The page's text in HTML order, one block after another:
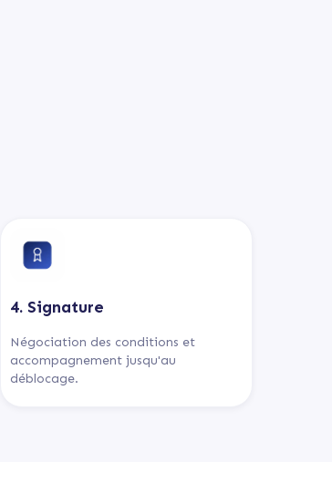
4. Signature
Négociation des conditions et
accompagnement jusqu'au
déblocage.